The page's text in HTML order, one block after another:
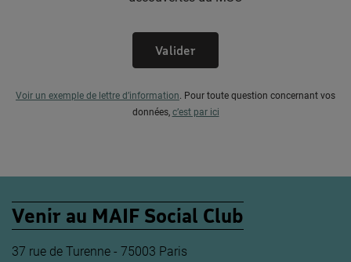
Valider
Voir un exemple de lettre d’information. Pour toute question concernant vos
données, c’est par ici
Venir au MAIF Social Club
37 rue de Turenne - 75003 Paris